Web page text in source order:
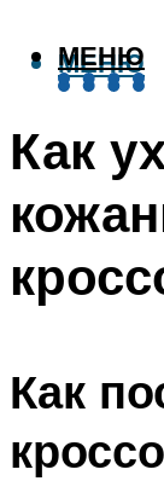
МЕНЮ
МЕНЮ
Как
Как